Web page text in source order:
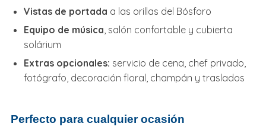
Vistas de portada a las orillas del Bósforo
Equipo de música, salón confortable y cubierta
solárium
Extras opcionales: servicio de cena, chef privado,
fotógrafo, decoración floral, champán y traslados
Perfecto para cualquier ocasión